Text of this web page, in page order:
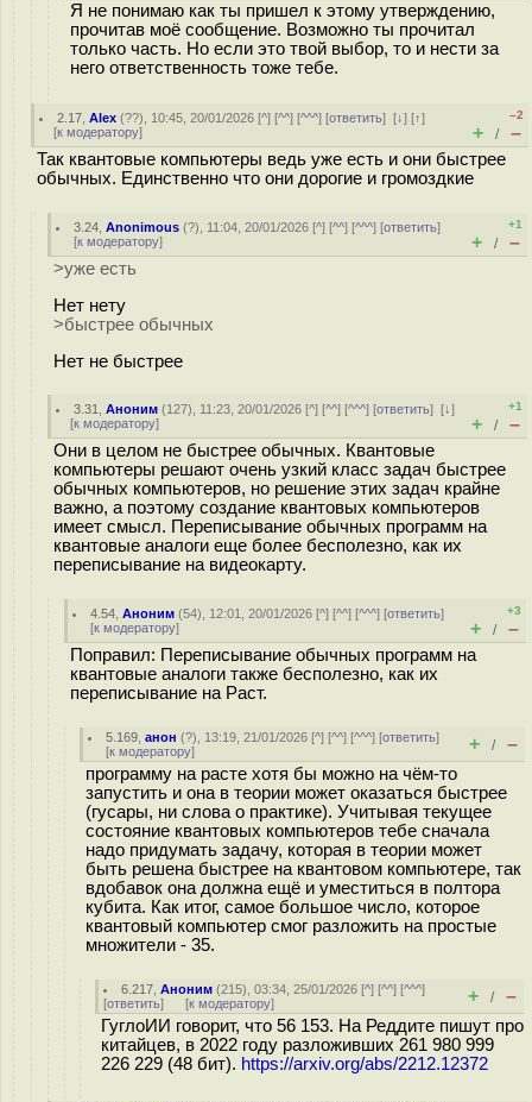
Я не понимаю как ты пришел к этому утверждению,
прочитав моё сообщение. Возможно ты прочитал
только часть. Но если это твой выбор, то и нести за
него ответственность тоже тебе.
2.17 ,Alex (??), 10:45, 20/01/2026 [^] [^^] [^^^] [ответить][↓] [↑]
[к модератору]
–2
+ / –
Так квантовые компьютеры ведь уже есть и они быстрее
обычных. Единственно что они дорогие и громоздкие
3.24 ,Anonimous (?), 11:04, 20/01/2026 [^] [^^] [^^^] [ответить]
[к модератору]
+1
+ / –
>уже есть
Нет нету
>быстрее обычных
Нет не быстрее
3.31 ,Аноним (127), 11:23, 20/01/2026 [^] [^^] [^^^] [ответить][↓]
[к модератору]
+1
+ / –
Они в целом не быстрее обычных. Квантовые
компьютеры решают очень узкий класс задач быстрее
обычных компьютеров, но решение этих задач крайне
важно, а поэтому создание квантовых компьютеров
имеет смысл. Переписывание обычных программ на
квантовые аналоги еще более бесполезно, как их
переписывание на видеокарту.
4.54 ,Аноним (54), 12:01, 20/01/2026 [^] [^^] [^^^] [ответить]
[к модератору]
+3
+ / –
Поправил: Переписывание обычных программ на
квантовые аналоги также бесполезно, как их
переписывание на Раст.
5.169 ,анон (?), 13:19, 21/01/2026 [^] [^^] [^^^] [ответить]
[к модератору] + / –
программу на расте хотя бы можно на чём-то
запустить и она в теории может оказаться быстрее
(гусары, ни слова о практике). Учитывая текущее
состояние квантовых компьютеров тебе сначала
надо придумать задачу, которая в теории может
быть решена быстрее на квантовом компьютере, так
вдобавок она должна ещё и уместиться в полтора
кубита. Как итог, самое большое число, которое
квантовый компьютер смог разложить на простые
множители - 35.
6.217 ,Аноним (215), 03:34, 25/01/2026 [^] [^^] [^^^]
[ответить] [к модератору] + / –
ГуглоИИ говорит, что 56 153. На Реддите пишут про
китайцев, в 2022 году разложивших 261 980 999
226 229 (48 бит). https://arxiv.org/abs/2212.12372